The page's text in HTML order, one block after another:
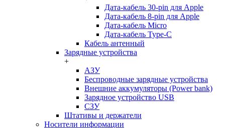
Дата-кабель 30-pin для Apple
Дата-кабель 8-pin для Apple
Дата-кабель Micro
Дата-кабель Type-C
Кабель антенный
Зарядные устройства
+
АЗУ
Беспроводные зарядные устройства
Внешние аккумуляторы (Power bank)
Зарядное устройство USB
СЗУ
Штативы и держатели
Носители информации